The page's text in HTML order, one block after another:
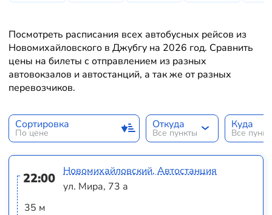
Посмотреть расписания всех автобусных рейсов из
Новомихайловского в Джубгу на 2026 год. Сравнить
цены на билеты с отправлением из разных
автовокзалов и автостанций, а так же от разных
перевозчиков.
Сортировка
По цене
Откуда
Все пункты
Куда
Все
22:00
35 м
Новомихайловский, Автостанция
ул. Мира, 73 а